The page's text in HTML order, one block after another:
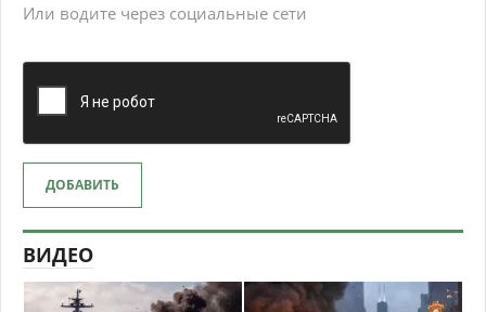
Или водите через социальные сети
ДОБАВИТЬ
ВИДЕО